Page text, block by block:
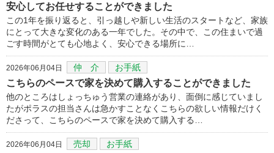
安心してお任せすることができました
この1年を振り返ると、引っ越しや新しい生活のスタートなど、家族
にとって大きな変化のある一年でした。その中で、この住まいで過
ごす時間がとても心地よく、安心できる場所に…
2026年06月04日 仲 介 お手紙
こちらのペースで家を決めて購入することができました
他のところはしょっちゅう営業の連絡があり、面倒に感じていまし
たがポラスの担当さんは急かすことなくこちらの欲しい情報だけく
ださって、こちらのペースで家を決めて購入する…
2026年06月04日 売却 お手紙